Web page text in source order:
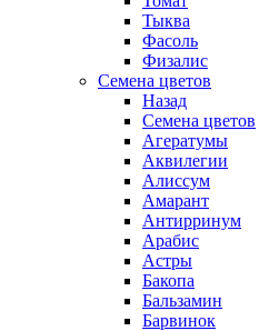
Тыква
Фасоль
Физалис
Семена цветов
Назад
Семена цветов
Агератумы
Аквилегии
Алиссум
Амарант
Антирринум
Арабис
Астры
Бакопа
Бальзамин
Барвинок